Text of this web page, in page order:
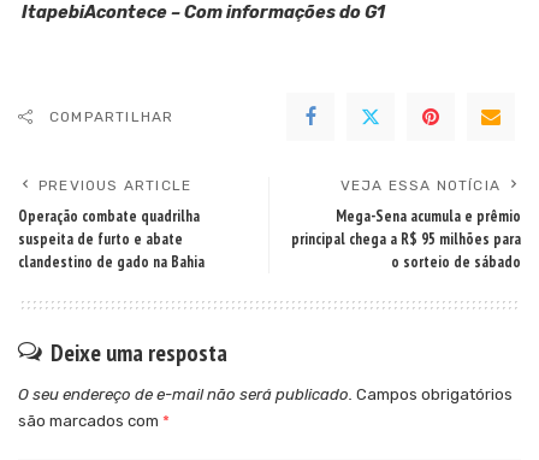
ItapebiAcontece – Com informações do G1
COMPARTILHAR
PREVIOUS ARTICLE
Operação combate quadrilha
suspeita de furto e abate
clandestino de gado na Bahia
VEJA ESSA NOTÍCIA
Mega-Sena acumula e prêmio
principal chega a R$ 95 milhões para
o sorteio de sábado
Deixe uma resposta
O seu endereço de e-mail não será publicado. Campos obrigatórios
são marcados com *